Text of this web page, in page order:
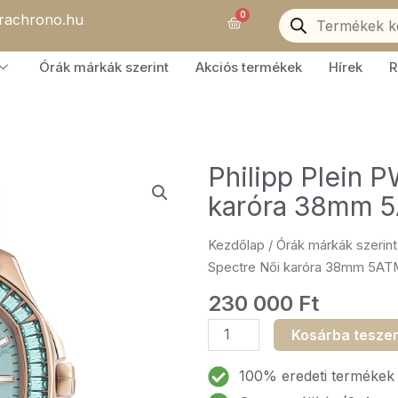
0Kosár
Products
search
Órák márkák szerint Akciós termékek Hírek
Philipp Plein
karóra 38mm
Kezdőlap / Órák márkák szerint
Spectre Női karóra 38mm
230 000 Ft
Philipp
Plein
PWTAA0323
Kosárba
100% eredeti termékek